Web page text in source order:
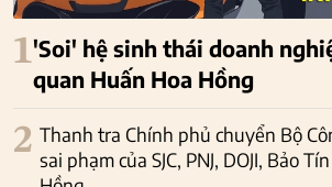
1'Soi' hệ sinh thái doanh
quan Huấn Hoa Hồng
2 Thanh tra Chính phủ chuyển Bộ
sai phạm của SJC, PNJ, DOJI, Bảo